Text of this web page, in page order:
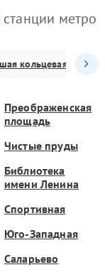
метро
кольцевая
Преображенская
площадь
Чистые пруды
Библиотека
имени Ленина
Спортивная
Юго-Западная
Саларьево